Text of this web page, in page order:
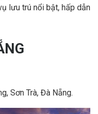
lưu trú nổi bật, hấp dẫn
Sơn Trà, Đà Nẵng.